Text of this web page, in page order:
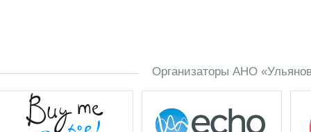
Организаторы АНО